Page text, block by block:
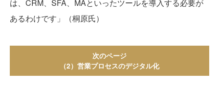
は、CRM、SFA、MAといったツールを導入する必要が
あるわけです」（桐原氏）
次のページ
（2）営業プロセスのデジタル化